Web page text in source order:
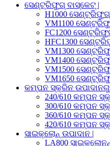
ସେଣ୍ଟ୍ରିଫୁଗ୍ ବାସ୍କେଟ୍ |
H1000
VM1100
FC1200
HFC1300
VM1300
VM1400
VM1500
VM1650
କମ୍ପନ ସ୍କ୍ରିନ
240/610 କମ୍ପନ
300/610 କମ୍ପନ
360/610 କମ୍ପନ
420/610 କମ୍ପନ
ସାଇକ୍ଲୋନ୍ ଉପାଦାନ |
LA800